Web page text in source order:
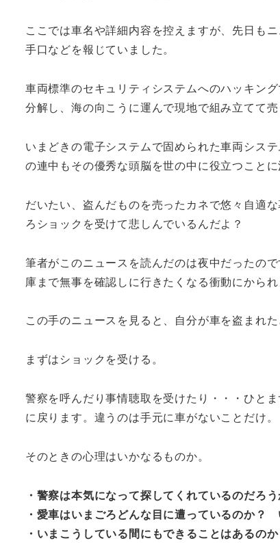
ここでは車名や詳細内容を控えますが、先日も
手口などを報じていました。
車両標準のセキュリティシステムへのハッキン
分解し、海の向こうに運んで現地で組み立てて
いまどきの電子システムで固められた車両シス
の連中もその優秀な頭脳を世の中に役立つこと
だいたい、盗んだものを売ったカネで悠々自適
ろショックを受けて悲しんでいるんだよ？
筆者がこのニュースを読んだのは夜中だったの
庫まで無事を確認しに行きたくなる衝動にかられ
この手のニュースを見ると、自分が車を盗まれ
まずはショックを受ける。
警察を呼んだり事情聴取を受けたり・・・ひと
に戻ります。違うのは手元に車がないことだけ。
そのときの心理はいかなるものか。
・警察は本気になって探してくれているのだろう
・愛車はいまごろどんな目に遭っているのか？
・いまこうしている間にもできることはあるの